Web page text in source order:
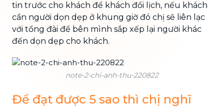
tin trước cho khách để khách đổi lịch, nếu khách
cần người dọn dẹp ở khung giờ đó chị sẽ liên lạc
với tổng đài để bên mình sắp xếp lại người khác
đến dọn dẹp cho khách.
note-2-chi-anh-thu-220822
Để đạt được 5 sao thì chị nghĩ